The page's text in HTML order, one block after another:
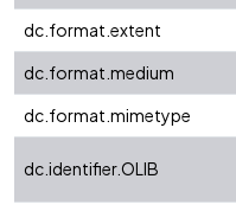
dc.format.extent
dc.format.medium
dc.format.mimetype
dc.identifier.OLIB